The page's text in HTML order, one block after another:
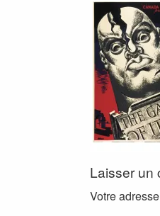
Laisser un
Votre